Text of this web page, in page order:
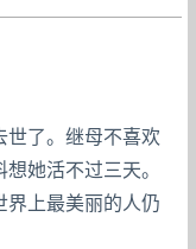
世了。继母不喜欢
她活不过三天。
界上最美丽的人仍